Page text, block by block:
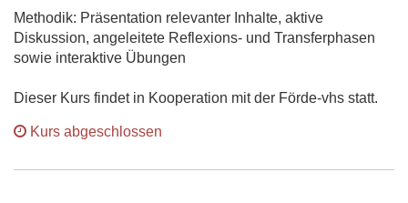
Methodik: Präsentation relevanter Inhalte, aktive
Diskussion, angeleitete Reflexions- und Transferphasen
sowie interaktive Übungen
Dieser Kurs findet in Kooperation mit der Förde-vhs statt.
Kurs abgeschlossen